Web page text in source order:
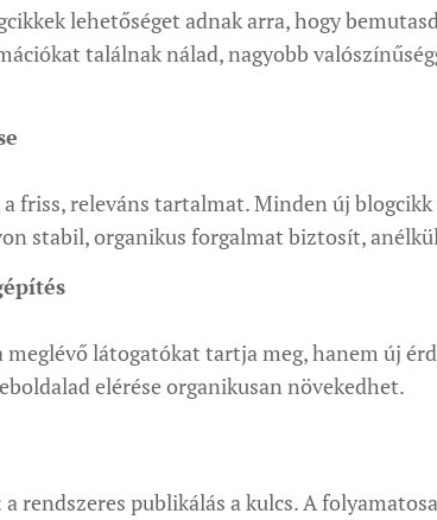
lehetőséget adnak arra, hogy
találnak nálad, nagyobb
friss, releváns tartalmat. Minden új
stabil, organikus forgalmat biztosít,
látogatókat tartja meg, hanem új
elérése organikusan növekedhet.
rendszeres publikálás a kulcs. A